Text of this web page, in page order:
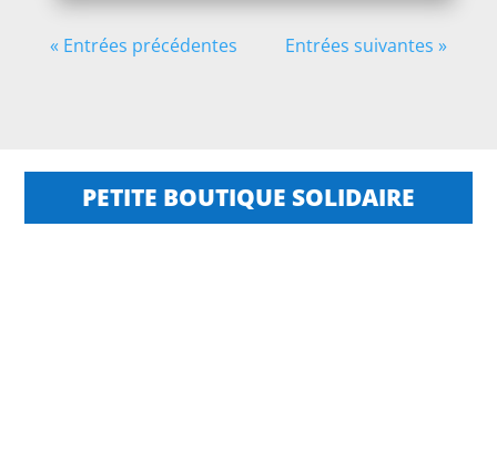
« Entrées précédentes Entrées suivantes »
PETITE BOUTIQUE SOLIDAIRE